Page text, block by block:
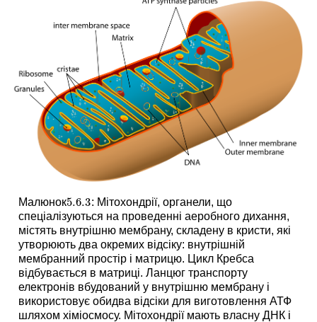
Малюнок5.6.3
5.6.3: Мітохондрії, органели, що
спеціалізуються на проведенні аеробного дихання,
містять внутрішню мембрану, складену в кристи, які
утворюють два окремих відсіку: внутрішній
мембранний простір і матрицю. Цикл Кребса
відбувається в матриці. Ланцюг транспорту
електронів вбудований у внутрішню мембрану і
використовує обидва відсіки для виготовлення АТФ
шляхом хіміосмосу. Мітохондрії мають власну ДНК і